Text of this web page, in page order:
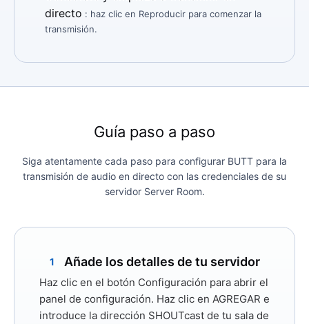
directo : haz clic en Reproducir para comenzar la
transmisión.
Guía paso a paso
Siga atentamente cada paso para configurar BUTT para la
transmisión de audio en directo con las credenciales de su
servidor Server Room.
1 Añade los detalles de tu servidor
Haz clic en el botón Configuración para abrir el
panel de configuración. Haz clic en AGREGAR e
introduce la dirección SHOUTcast de tu sala de